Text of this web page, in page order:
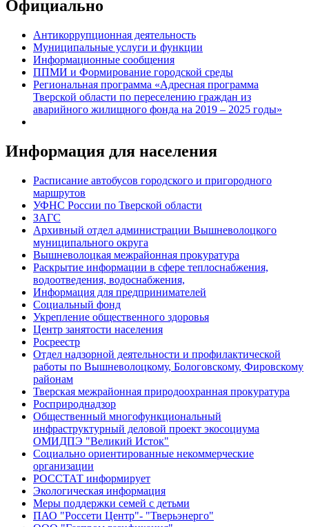
Официально
Антикоррупционная деятельность
Муниципальные услуги и функции
Информационные сообщения
ППМИ и Формирование городской среды
Региональная программа «Адресная программа
Тверской области по переселению граждан из
аварийного жилищного фонда на 2019 – 2025 годы»
Информация для населения
Расписание автобусов городского и пригородного
маршрутов
УФНС России по Тверской области
ЗАГС
Архивный отдел администрации Вышневолоцкого
муниципального округа
Вышневолоцкая межрайонная прокуратура
Раскрытие информации в сфере теплоснабжения,
водоотведения, водоснабжения,
Информация для предпринимателей
Социальный фонд
Укрепление общественного здоровья
Центр занятости населения
Росреестр
Отдел надзорной деятельности и профилактической
работы по Вышневолоцкому, Бологовскому, Фировскому
районам
Тверская межрайонная природоохранная прокуратура
Росприроднадзор
Общественный многофункциональный
инфраструктурный деловой проект экосоциума
ОМИДПЭ "Великий Исток"
Социально ориентированные некоммерческие
организации
РОССТАТ информирует
Экологическая информация
Меры поддержки семей с детьми
ПАО "Россети Центр"- "Тверьэнерго"